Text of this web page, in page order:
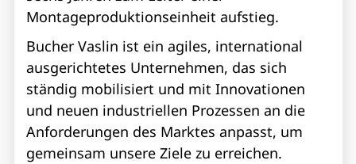
Montageproduktionseinheit aufstieg.
Bucher Vaslin ist ein agiles, international
ausgerichtetes Unternehmen, das sich
ständig mobilisiert und mit Innovationen
und neuen industriellen Prozessen an die
Anforderungen des Marktes anpasst, um
gemeinsam unsere Ziele zu erreichen.